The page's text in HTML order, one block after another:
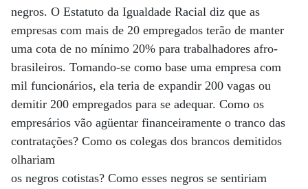
negros. O Estatuto da Igualdade Racial diz que as
empresas com mais de 20 empregados terão de manter
uma cota de no mínimo 20% para trabalhadores afro-
brasileiros. Tomando-se como base uma empresa com
mil funcionários, ela teria de expandir 200 vagas ou
demitir 200 empregados para se adequar. Como os
empresários vão agüentar financeiramente o tranco das
contratações? Como os colegas dos brancos demitidos
olhariam
os negros cotistas? Como esses negros se sentiriam